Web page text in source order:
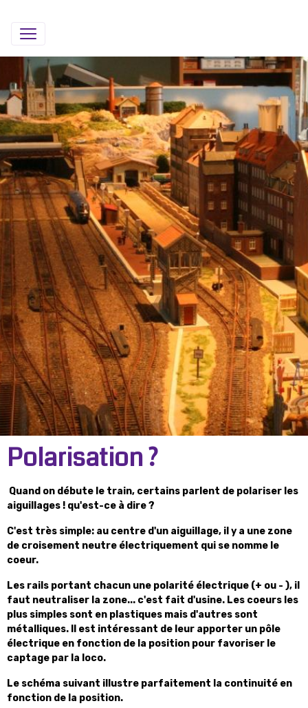
Polarisation ?
Quand on débute le train, certains parlent de polariser les
aiguillages ! qu'est-ce à dire ?
C'est très simple: au centre d'un aiguillage, il y a une zone
de croisement neutre électriquement qui se nomme le
coeur.
Les rails portant chacun une polarité électrique (+ ou - ), il
faut neutraliser la zone... c'est fait d'usine. Les coeurs les
plus simples sont en plastiques mais d'autres sont
métalliques. Il est intéressant de leur apporter un pôle
électrique en fonction de la position pour favoriser le
captage par la loco.
Le schéma suivant illustre parfaitement la continuité en
fonction de la position.